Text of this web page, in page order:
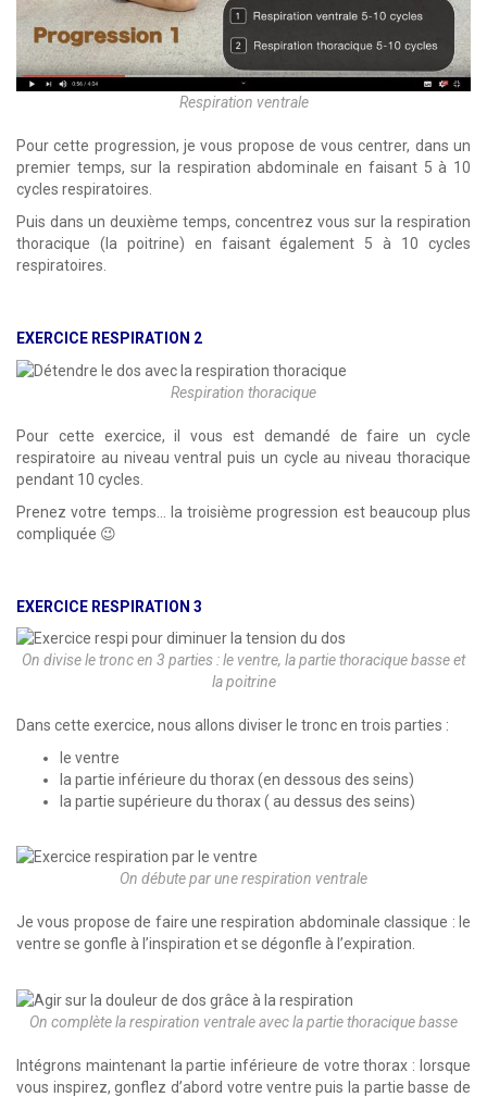
Respiration ventrale
Pour cette progression, je vous propose de vous centrer, dans un
premier temps, sur la respiration abdominale en faisant 5 à 10
cycles respiratoires.
Puis dans un deuxième temps, concentrez vous sur la respiration
thoracique (la poitrine) en faisant également 5 à 10 cycles
respiratoires.
EXERCICE RESPIRATION 2
Respiration thoracique
Pour cette exercice, il vous est demandé de faire un cycle
respiratoire au niveau ventral puis un cycle au niveau thoracique
pendant 10 cycles.
Prenez votre temps… la troisième progression est beaucoup plus
compliquée 😉
EXERCICE RESPIRATION 3
On divise le tronc en 3 parties : le ventre, la partie thoracique basse et
la poitrine
Dans cette exercice, nous allons diviser le tronc en trois parties :
le ventre
la partie inférieure du thorax (en dessous des seins)
la partie supérieure du thorax ( au dessus des seins)
On débute par une respiration ventrale
Je vous propose de faire une respiration abdominale classique : le
ventre se gonfle à l’inspiration et se dégonfle à l’expiration.
On complète la respiration ventrale avec la partie thoracique basse
Intégrons maintenant la partie inférieure de votre thorax : lorsque
vous inspirez, gonflez d’abord votre ventre puis la partie basse de